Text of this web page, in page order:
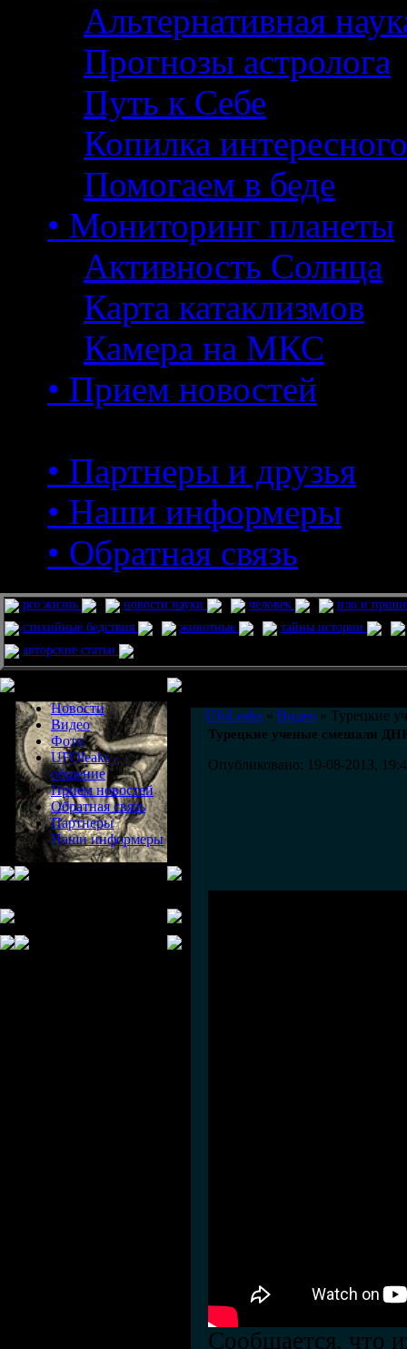
Альтернативная
Прогнозы астролога
Путь к Себе
Копилка интересного
Помогаем в беде
• Мониторинг планеты
Активность Солнца
Карта катаклизмов
Камера на МКС
• Прием новостей
• Партнеры и друзья
• Наши информеры
• Обратная связь
pro жизнь новости науки человек
нло и
стихийные бедствия
животные
тайны истории
авторские статьи
Новости
Видео
Фото
UFOleaks -
общение
Прием новостей
Обратная связь
Партнеры
Наши информеры
UfoLeaks » Видео » Турецкие
Турецкие ученые смешали
Опубликовано: 19-08-2013,
Сообщается, что